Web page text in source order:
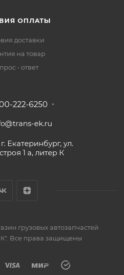
ОПЛАТЫ
доставки
на товар
- ответ
222-6250
ek.ru
Екатеринбург, ул.
1 а, литер К
грузовых автозапчастей
. Все права защищены